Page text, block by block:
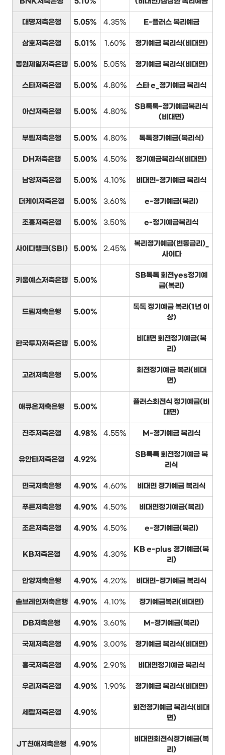
대명저축은행 5.05% 4.35% E-플러스 복리예금
삼호저축은행 5.01% 1.60% 정기예금 복리식(비대면)
동원제일저축은행 5.00% 5.05% 정기예금 복리식(비대면)
스타저축은행 5.00% 4.80% 스타 e_정기예금 복리식
아산저축은행 5.00% 4.80%
SB톡톡-정기예금복리식
(비대면)
부림저축은행 5.00% 4.80% 톡톡정기예금(복리식)
DH저축은행 5.00% 4.50% 정기예금복리식(비대면)
남양저축은행 5.00% 4.10% 비대면-정기예금 복리식
더케이저축은행 5.00% 3.60% e-정기예금(복리)
조흥저축은행 5.00% 3.50% e-정기예금복리식
사이다뱅크(SBI) 5.00% 2.45%
복리정기예금(변동금리)_
사이다
키움예스저축은행 5.00%
SB톡톡 회전yes정기예
금(복리)
드림저축은행 5.00%
톡톡 정기예금 복리(1년 이
상)
한국투자저축은행 5.00%
비대면 회전정기예금(복
리)
고려저축은행 5.00%
회전정기예금 복리(비대
면)
애큐온저축은행 5.00%
플러스회전식 정기예금(비
대면)
진주저축은행 4.98% 4.55% M-정기예금 복리식
유안타저축은행 4.92%
SB톡톡 회전정기예금 복
리식
민국저축은행 4.90% 4.60% 비대면 정기예금 복리식
푸른저축은행 4.90% 4.50% 비대면정기예금(복리)
조은저축은행 4.90% 4.50% e-정기예금(복리)
KB저축은행 4.90% 4.30%
KB e-plus 정기예금(복
리)
안양저축은행 4.90% 4.20% 비대면-정기예금 복리식
솔브레인저축은행 4.90% 4.10% 정기예금복리(비대면)
DB저축은행 4.90% 3.60% M-정기예금(복리)
국제저축은행 4.90% 3.00% 정기예금 복리식(비대면)
흥국저축은행 4.90% 2.90% 비대면정기예금 복리식
우리저축은행 4.90% 1.90% 정기예금 복리식(비대면)
세람저축은행 4.90%
회전정기예금 복리식(비대
면)
JT친애저축은행 4.90%
비대면회전식정기예금(복
리)